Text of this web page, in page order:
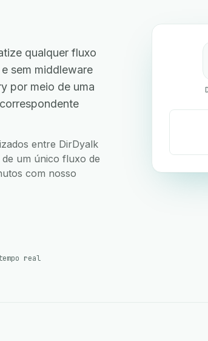
qualquer fluxo
sem middleware
por meio de uma
entre DirDyalk
um único fluxo de
com nosso
real